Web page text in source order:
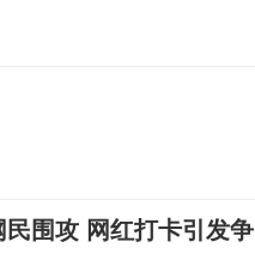
围攻 网红打卡引发争